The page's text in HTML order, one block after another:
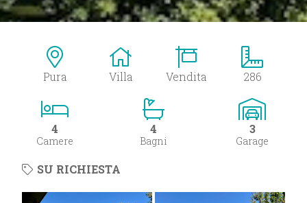
Pura Villa Vendita 286
4
Camere
4
Bagni
3
Garage
SU RICHIESTA